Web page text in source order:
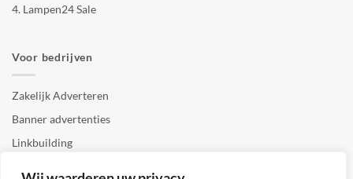
4. Lampen24 Sale
Voor bedrijven
Zakelijk Adverteren
Banner advertenties
Linkbuilding